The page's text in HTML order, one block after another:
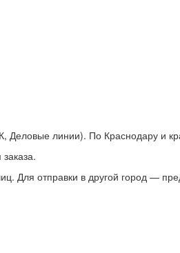
линии). По Краснодару и
Для отправки в другой город —